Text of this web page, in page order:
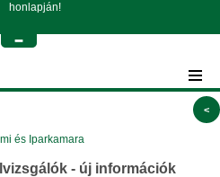
honlapján!
-
<
és Iparkamara
- új információk